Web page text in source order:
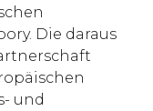
Die daraus
und